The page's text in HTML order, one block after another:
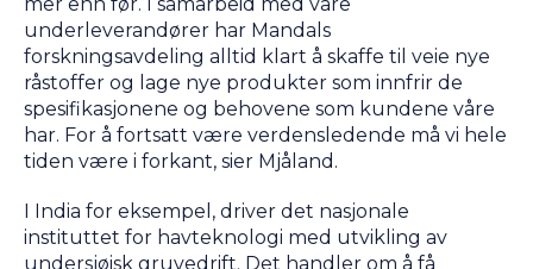
underleverandører har Mandals
forskningsavdeling alltid klart å skaffe til veie nye
råstoffer og lage nye produkter som innfrir de
spesifikasjonene og behovene som kundene våre
har. For å fortsatt være verdensledende må vi hele
tiden være i forkant, sier Mjåland.
I India for eksempel, driver det nasjonale
instituttet for havteknologi med utvikling av
undersjøisk gruvedrift. Det handler om å få